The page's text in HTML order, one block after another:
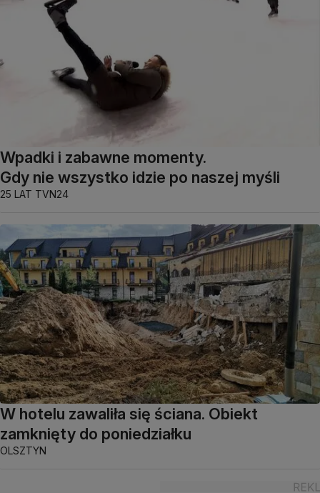
Wpadki i zabawne momenty.
Gdy nie wszystko idzie po naszej myśli
25 LAT TVN24
W hotelu zawaliła się ściana. Obiekt
zamknięty do poniedziałku
OLSZTYN